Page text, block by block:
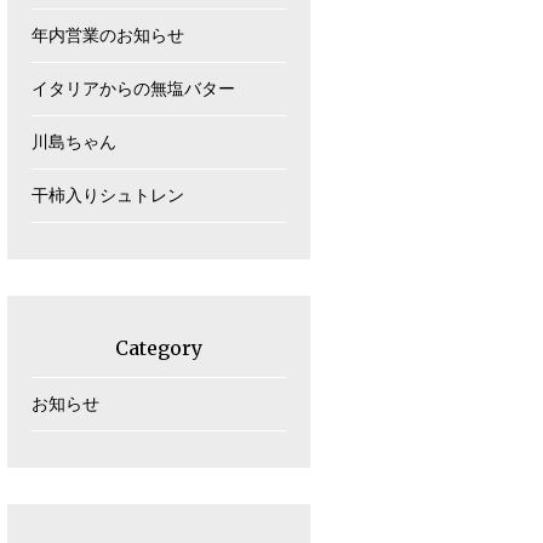
年内営業のお知らせ
イタリアからの無塩バター
川島ちゃん
干柿入りシュトレン
Category
お知らせ